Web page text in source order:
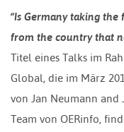
“Is Germany taking the
from the country that
Titel eines Talks im
Global, die im März
von Jan Neumann
Team von OERinfo,